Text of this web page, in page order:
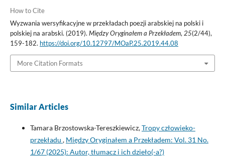
How to Cite
Wyzwania wersyfikacyjne w przekładach poezji arabskiej na polski i
polskiej na arabski. (2019). Między Oryginałem a Przekładem, 25(2/44),
159-182. https://doi.org/10.12797/MOaP.25.2019.44.08
More Citation Formats
Similar Articles
Tamara Brzostowska-Tereszkiewicz,Tropy człowieko-
przekładu , Między Oryginałem a Przekładem: Vol. 31 No.
1/67 (2025): Autor, tłumacz i ich dzieło(-a?)